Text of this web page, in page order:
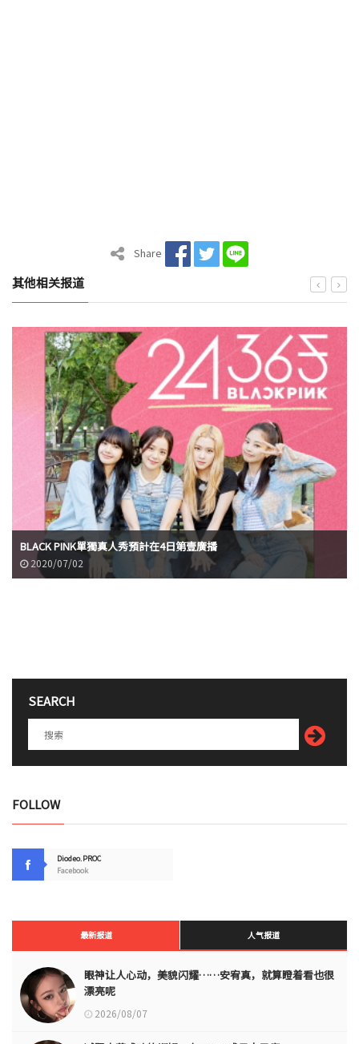
Share
其他相关报道
BLACK PINK單獨真人秀預計在4日第壹廣播
2020/07/02
SEARCH
FOLLOW
Diodeo.PROC
Facebook
最新报道 人气报道
眼神让人心动，美貌闪耀……安宥真，就算瞪着看也很
漂亮呢
2026/08/07